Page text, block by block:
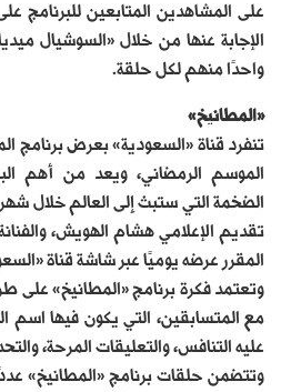
الإجابة عنها من خلال «السوشيال
واحدًا منهم لكل حلقة.
«المطانيخ»
تنفرد قناة «السعودية» بعرض برنامج
الموسم الرمضاني، ويعد من أهم
الضخمة التي ستبث إلى العالم خلال
تقديم الإعلامي هشام الهويش،
المقرر عرضه يوميًا عبر شاشة قناة
وتعتمد فكرة برنامج «المطانيخ» على
مع المتسابقين، التي يكون فيها اسم
عليه التنافس، والتعليقات المرحة،
وتتضمن حلقات برنامج «المطانيخ»